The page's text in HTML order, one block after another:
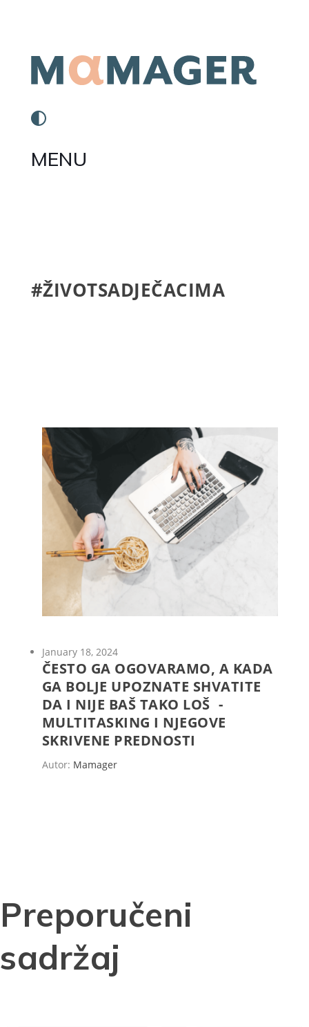
MENU
#ŽIVOTSADJEČACIMA
January 18, 2024
ČESTO GA OGOVARAMO, A KADA
GA BOLJE UPOZNATE SHVATITE
DA I NIJE BAŠ TAKO LOŠ -
MULTITASKING I NJEGOVE
SKRIVENE PREDNOSTI
Autor: Mamager
Preporučeni
sadržaj